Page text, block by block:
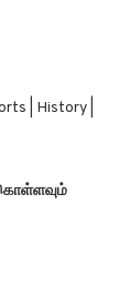
| History |